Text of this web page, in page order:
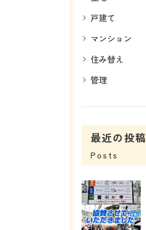
戸建て
マンション
住み替え
管理
最近の投稿
Posts